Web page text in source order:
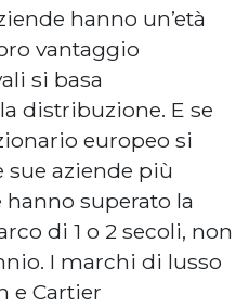
hanno un’età
vantaggio
si basa
distribuzione. E se
europeo si
sue aziende più
superato la
di 1 o 2 secoli, non
I marchi di lusso
e Cartier